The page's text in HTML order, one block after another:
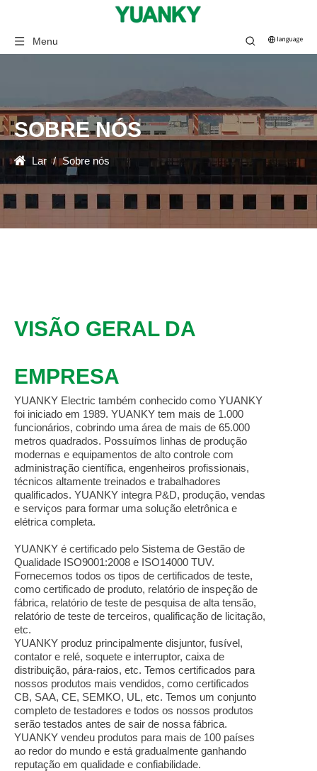
Menu
SOBRE NÓS
Lar / Sobre nós
VISÃO GERAL DA
EMPRESA
YUANKY Electric também conhecido como YUANKY
foi iniciado em 1989. YUANKY tem mais de 1.000
funcionários, cobrindo uma área de mais de 65.000
metros quadrados. Possuímos linhas de produção
modernas e equipamentos de alto controle com
administração científica, engenheiros profissionais,
técnicos altamente treinados e trabalhadores
qualificados. YUANKY integra P&D, produção, vendas
e serviços para formar uma solução eletrônica e
elétrica completa.
YUANKY é certificado pelo Sistema de Gestão de
Qualidade ISO9001:2008 e ISO14000 TUV.
Fornecemos todos os tipos de certificados de teste,
como certificado de produto, relatório de inspeção de
fábrica, relatório de teste de pesquisa de alta tensão,
relatório de teste de terceiros, qualificação de licitação,
etc.
YUANKY produz principalmente disjuntor, fusível,
contator e relé, soquete e interruptor, caixa de
distribuição, pára-raios, etc. Temos certificados para
nossos produtos mais vendidos, como certificados
CB, SAA, CE, SEMKO, UL, etc. Temos um conjunto
completo de testadores e todos os nossos produtos
serão testados antes de sair de nossa fábrica.
YUANKY vendeu produtos para mais de 100 países
ao redor do mundo e está gradualmente ganhando
reputação em qualidade e confiabilidade.